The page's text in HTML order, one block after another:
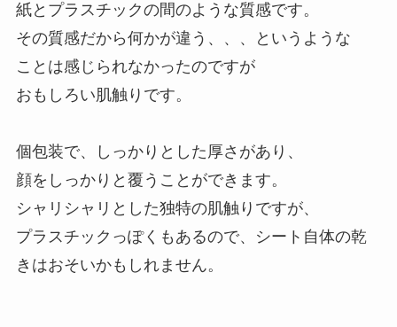
紙とプラスチックの間のような質感です。
その質感だから何かが違う、、、というような
ことは感じられなかったのですが
おもしろい肌触りです。
個包装で、しっかりとした厚さがあり、
顔をしっかりと覆うことができます。
シャリシャリとした独特の肌触りですが、
プラスチックっぽくもあるので、シート自体の乾
きはおそいかもしれません。